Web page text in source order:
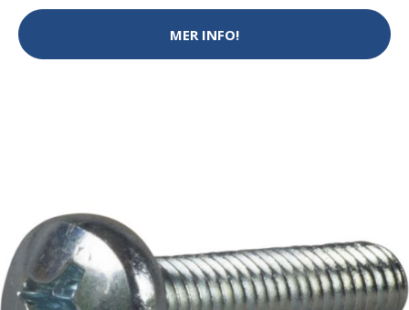
MER INFO!